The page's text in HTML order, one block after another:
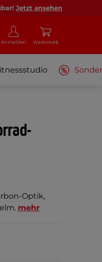
Jetzt ansehen
Anmelden Warenkorb
Optik,
mehr